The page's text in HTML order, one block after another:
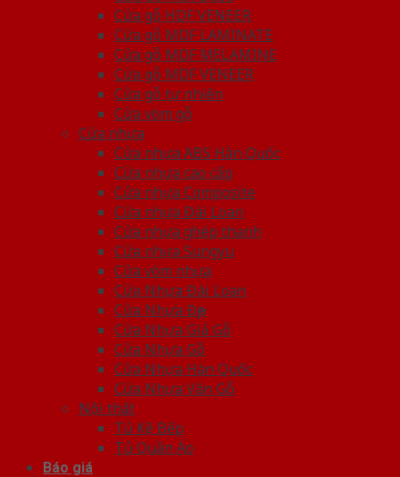
Cửa gỗ HDF VENEER
Cửa gỗ MDF LAMINATE
Cửa gỗ MDF MELAMINE
Cửa gỗ MDF VENEER
Cửa gỗ tự nhiên
Cửa vòm gỗ
Cửa nhựa
Cửa nhựa ABS Hàn Quốc
Cửa nhựa cao cấp
Cửa nhựa Composite
Cửa nhựa Đài Loan
Cửa nhựa ghép thanh
Cửa nhựa Sungyu
Cửa vòm nhựa
Cửa Nhựa Đài Loan
Cửa Nhựa Đẹp
Cửa Nhựa Giả Gỗ
Cửa Nhựa Gỗ
Cửa Nhựa Hàn Quốc
Cửa Nhựa Vân Gỗ
Nội thất
Tủ Kệ Bếp
Tủ Quần Áo
Báo giá